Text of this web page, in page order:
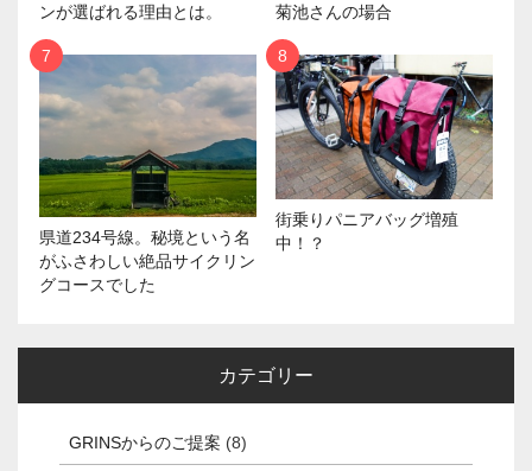
ンが選ばれる理由とは。
菊池さんの場合
県道234号線。秘境という名
がふさわしい絶品サイクリン
グコースでした
街乗りパニアバッグ増殖
中！？
カテゴリー
GRINSからのご提案 (8)